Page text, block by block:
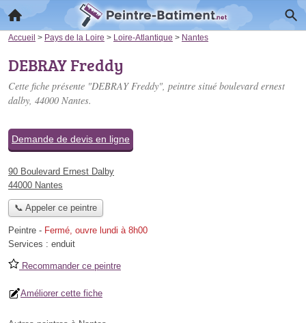
Accueil > Pays de la Loire > Loire-Atlantique > Nantes
DEBRAY Freddy
Cette fiche présente "DEBRAY Freddy", peintre situé boulevard ernest
dalby, 44000 Nantes.
Demande de devis en ligne
90 Boulevard Ernest Dalby
44000 Nantes
📞 Appeler ce peintre
Peintre - Fermé, ouvre lundi à 8h00
Services : enduit
Recommander ce peintre
Améliorer cette fiche